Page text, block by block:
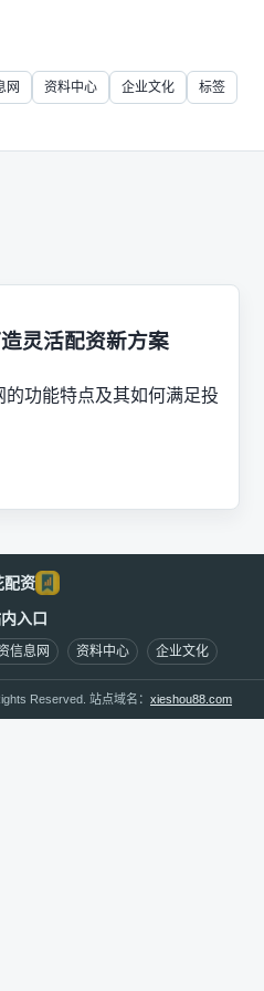
网 资料中心 企业文化 标签
灵活配资新方案
功能特点及其如何满足投
配资
入口
信息网 资料中心 企业文化
Reserved. 站点域名： xieshou88.com